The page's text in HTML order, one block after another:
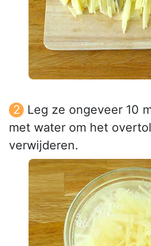
Leg ze ongeveer 10
met water om het
verwijderen.